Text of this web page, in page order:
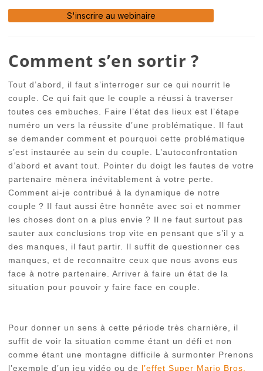
S'inscrire au webinaire
Comment s’en sortir ?
Tout d’abord, il faut s’interroger sur ce qui nourrit le
couple. Ce qui fait que le couple a réussi à traverser
toutes ces embuches. Faire l’état des lieux est l’étape
numéro un vers la réussite d’une problématique. Il faut
se demander comment et pourquoi cette problématique
s’est instaurée au sein du couple. L’autoconfrontation
d’abord et avant tout. Pointer du doigt les fautes de votre
partenaire mènera inévitablement à votre perte.
Comment ai-je contribué à la dynamique de notre
couple ? Il faut aussi être honnête avec soi et nommer
les choses dont on a plus envie ? Il ne faut surtout pas
sauter aux conclusions trop vite en pensant que s’il y a
des manques, il faut partir. Il suffit de questionner ces
manques, et de reconnaitre ceux que nous avons eus
face à notre partenaire. Arriver à faire un état de la
situation pour pouvoir y faire face en couple.
Pour donner un sens à cette période très charnière, il
suffit de voir la situation comme étant un défi et non
comme étant une montagne difficile à surmonter Prenons
l’exemple d’un jeu vidéo ou de l’effet Super Mario Bros.